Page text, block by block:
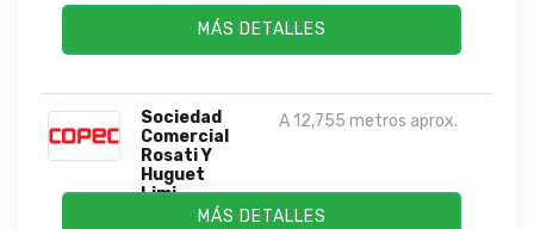
MÁS DETALLES
Sociedad
Comercial
Rosati Y
Huguet
Limi...
A 12,755 metros aprox.
MÁS DETALLES